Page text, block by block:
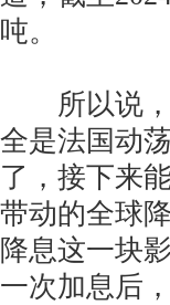
吨。
所以说，
全是法国动
了，接下来
带动的全球
降息这一块
一次加息后